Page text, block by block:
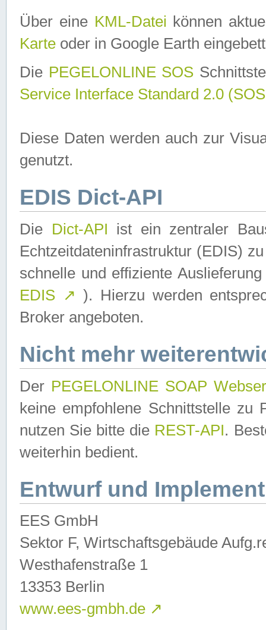
Über eine KML-Datei können
Karte oder in Google Earth
Die PEGELONLINE SOS
Service Interface Standard 2.0
Diese Daten werden auch zur
genutzt.
EDIS Dict-API
Die Dict-API ist ein zentraler
Echtzeitdateninfrastruktur (EDIS)
schnelle und effiziente
EDIS ↗ ). Hierzu werden
Broker angeboten.
Nicht mehr
Der PEGELONLINE SOAP
keine empfohlene Schnittstelle zu
nutzen Sie bitte die REST-API.
weiterhin bedient.
Entwurf und
EES GmbH
Sektor F, Wirtschaftsgebäude
Westhafenstraße 1
13353 Berlin
www.ees-gmbh.de ↗